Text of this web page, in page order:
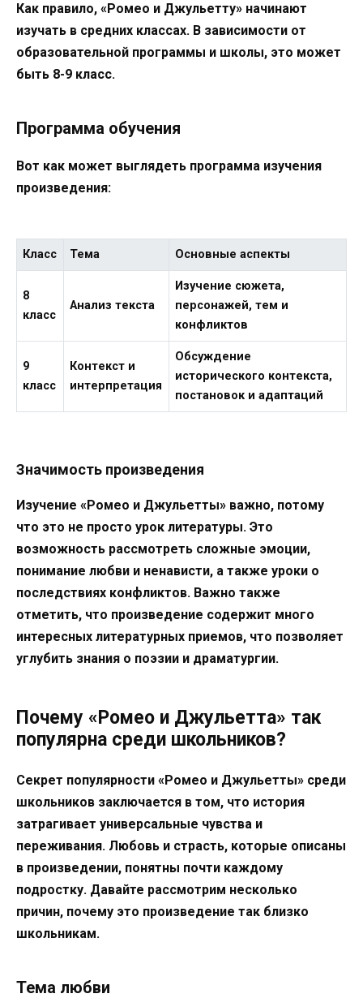
Как правило, «Ромео и Джульетту» начинают
изучать в средних классах. В зависимости от
образовательной программы и школы, это может
быть 8-9 класс.
Программа обучения
Вот как может выглядеть программа изучения
произведения:
Класс Тема Основные аспекты
8
класс
Анализ текста
Изучение сюжета,
персонажей, тем и
конфликтов
9
класс
Контекст и
интерпретация
Обсуждение
исторического контекста,
постановок и адаптаций
Значимость произведения
Изучение «Ромео и Джульетты» важно, потому
что это не просто урок литературы. Это
возможность рассмотреть сложные эмоции,
понимание любви и ненависти, а также уроки о
последствиях конфликтов. Важно также
отметить, что произведение содержит много
интересных литературных приемов, что позволяет
углубить знания о поэзии и драматургии.
Почему «Ромео и Джульетта» так
популярна среди школьников?
Секрет популярности «Ромео и Джульетты» среди
школьников заключается в том, что история
затрагивает универсальные чувства и
переживания. Любовь и страсть, которые описаны
в произведении, понятны почти каждому
подростку. Давайте рассмотрим несколько
причин, почему это произведение так близко
школьникам.
Тема любви